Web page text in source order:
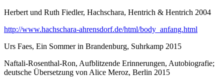
Herbert und Ruth Fiedler, Hachschara, Hentrich & Hentrich 2004
http://www.hachschara-ahrensdorf.de/html/body_anfang.html
Urs Faes, Ein Sommer in Brandenburg, Suhrkamp 2015
Naftali-Rosenthal-Ron, Aufblitzende Erinnerungen, Autobiografie;
deutsche Übersetzung von Alice Meroz, Berlin 2015